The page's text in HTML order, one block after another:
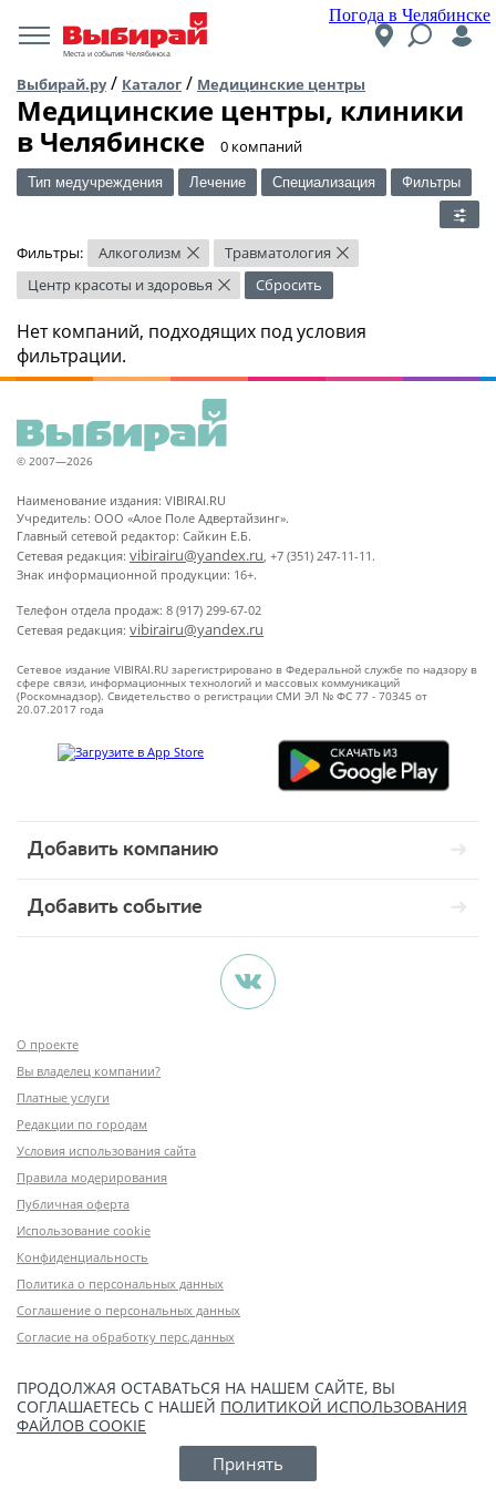
Погода в Челябинске
Места и события Челябинска
Выбирай.ру/ Каталог / Медицинские центры
Медицинские центры, клиники
в Челябинске
​0 компаний
Тип медучреждения Лечение Специализация Фильтры
Фильтры: Алкоголизм × Травматология ×
Центр красоты и здоровья × Сбросить
Нет компаний, подходящих под условия
фильтрации.
© 2007—2026
Наименование издания: VIBIRAI.RU
Учредитель: ООО «Алое Поле Адвертайзинг».
Главный сетевой редактор: Сайкин Е.Б.
Сетевая редакция: vibirairu@yandex.ru, +7 (351) 247-11-11.
Знак информационной продукции: 16+.
Телефон отдела продаж: 8 (917) 299-67-02
Сетевая редакция: vibirairu@yandex.ru
Сетевое издание VIBIRAI.RU зарегистрировано в Федеральной службе по надзору в
сфере связи, информационных технологий и массовых коммуникаций
(Роскомнадзор). Свидетельство о регистрации СМИ ЭЛ № ФС 77 - 70345 от
20.07.2017 года
Добавить компанию
Добавить событие
О проекте
Вы владелец компании?
Платные услуги
Редакции по городам
Условия использования сайта
Правила модерирования
Публичная оферта
Использование cookie
Конфиденциальность
Политика о персональных данных
Соглашение о персональных данных
Согласие на обработку перс.данных
ПРОДОЛЖАЯ ОСТАВАТЬСЯ НА НАШЕМ САЙТЕ, ВЫ
СОГЛАШАЕТЕСЬ С НАШЕЙ ПОЛИТИКОЙ ИСПОЛЬЗОВАНИЯ
ФАЙЛОВ COOKIE
Принять